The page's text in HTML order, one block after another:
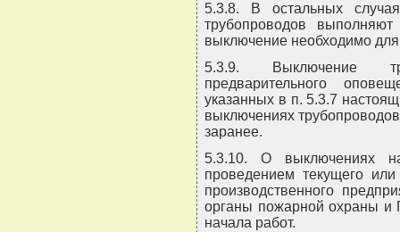
5.3.8. В остальных
трубопроводов
выключение необходимо для
5.3.9. Выключение
предварительного
указанных в п. 5.3.7
выключениях
заранее.
5.3.10. О выключениях
проведением текущего
производственного
органы пожарной охраны и
начала работ.